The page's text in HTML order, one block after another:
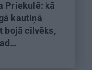
Priekulē: kā
kautiņā
bojā cilvēks,